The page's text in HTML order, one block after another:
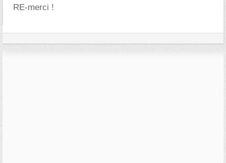
RE-merci !